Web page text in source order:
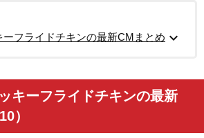
ーフライドチキンの最新CMまとめ expand_more
キーフライドチキンの最新
）